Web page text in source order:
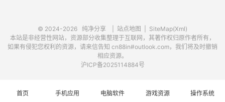
© 2024-2026 纯净分享 站点地图
SiteMap(Xml)
本站是非经营性网站，资源部分收集整理于互联网，其著作权归原作者所有，
如果有侵犯您权利的资源，请来信告知 cn88in#outlook.com，我们将及时撤销
相应资源。
沪ICP备2025114884号
首页 手机应用 电脑软件 游戏资源 操作系统